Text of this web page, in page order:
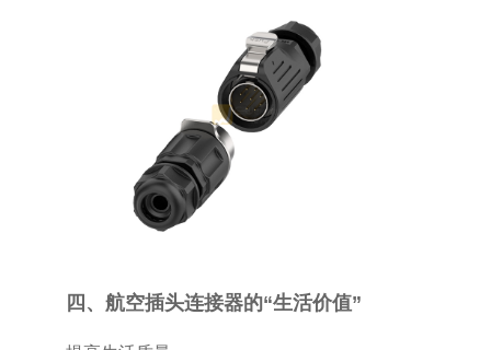
四、航空插头连接器的“生活价值”